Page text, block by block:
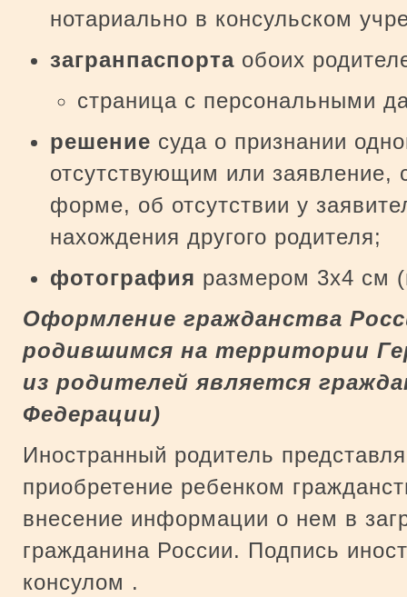
нотариально в консульском
загранпаспорта обоих
страница с персональными
решение суда о признании
отсутствующим или заявление,
форме, об отсутствии у
нахождения другого родителя;
фотография размером 3х4 см (
Оформление гражданства
родившимся на территории
из родителей является
Федерации)
Иностранный родитель
приобретение ребенком
внесение информации о нем в
гражданина России. Подпись
консулом .